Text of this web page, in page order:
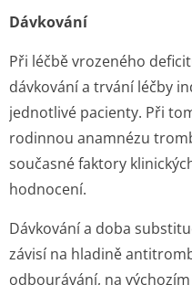
Dávkování
Při léčbě vrozeného
dávkování a trvání léčby
jednotlivé pacienty. Při
rodinnou anamnézu
současné faktory
hodnocení.
Dávkování a doba
závisí na hladině
odbourávání, na